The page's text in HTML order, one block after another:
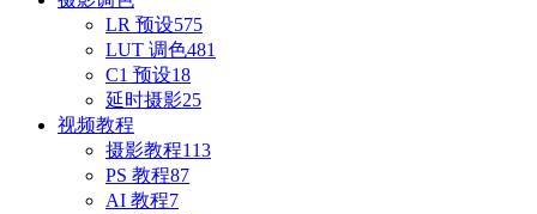
LR 预设575
LUT 调色481
C1 预设18
延时摄影25
视频教程
摄影教程113
PS 教程87
AI 教程7